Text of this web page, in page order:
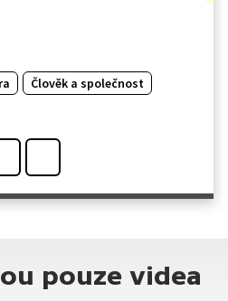
Člověk a společnost
pouze videa